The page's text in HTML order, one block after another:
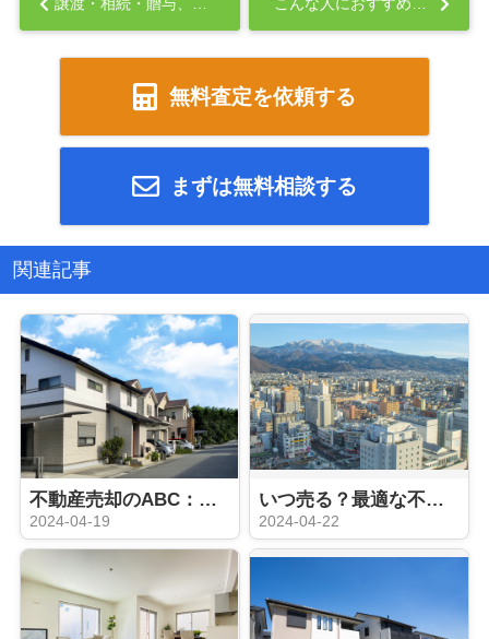
譲渡・相続・贈与、どれが最適？不動産の引き継ぎ方法を徹底比較！... こんな人におすすめ！代理人を使った不動産売却のススメ...
無料査定を依頼する
まずは無料相談する
関連記事
不動産売却のABC：押さえておきたい5つの基本
2024-04-19
いつ売る？最適な不動産売却タイミング
2024-04-22